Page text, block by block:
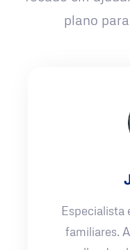
plano
Especialista
familiares.